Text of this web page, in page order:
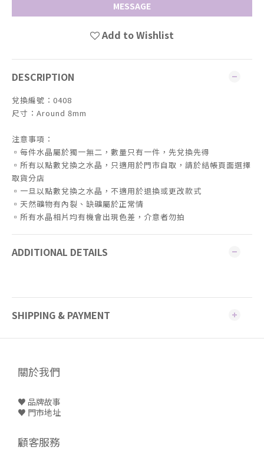
MESSAGE
Add to Wishlist
DESCRIPTION
兌換編號：0408
尺寸：Around 8mm
注意事項：
▫️每件水晶屬於獨一無二，數量只有一件，先兌換先得
▫️所有以點數兌換之水晶，只適用於門市自取，請於結帳頁面選擇
取貨分店
▫️一旦以點數兌換之水晶，不適用於退換或更改款式
▫️天然礦物有內裂、缺礦屬於正常情
▫️所有水晶相片均有機會出現色差，介意者勿拍
ADDITIONAL DETAILS
SHIPPING & PAYMENT
關於我們
♥ 品牌故事
♥ 門市地址
顧客服務